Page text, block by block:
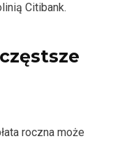
Citibank.
roczna może